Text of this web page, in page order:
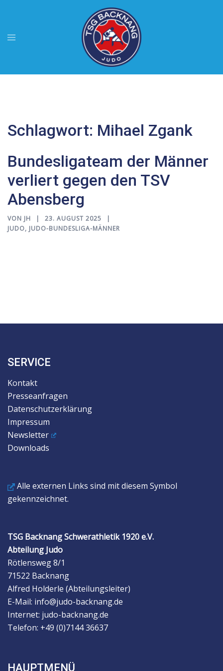
springen
Menü
umschalten
Schlagwort: Mihael Zgank
Bundesligateam der Männer
verliert gegen den TSV
Abensberg
VON JH
23. AUGUST 2025
JUDO, JUDO-BUNDESLIGA-MÄNNER
SERVICE
Kontakt
Presseanfragen
Datenschutzerklärung
Impressum
Newsletter
Downloads
Alle externen Links sind mit diesem Symbol
gekennzeichnet.
TSG Backnang Schwerathletik 1920 e.V.
Abteilung Judo
Rötlensweg 8/1
71522 Backnang
Alfred Holderle (Abteilungsleiter)
E-Mail: info@judo-backnang.de
Internet: judo-backnang.de
Telefon: +49 (0)7144 36637
HAUPTMENÜ